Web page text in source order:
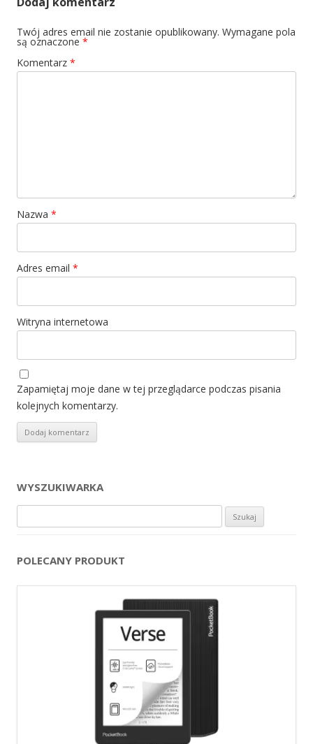
Twój adres email nie zostanie opublikowany. Wymagane pola
są oznaczone *
Komentarz *
Nazwa *
Adres email *
Witryna internetowa
Zapamiętaj moje dane w tej przeglądarce podczas pisania
kolejnych komentarzy.
WYSZUKIWARKA
POLECANY PRODUKT